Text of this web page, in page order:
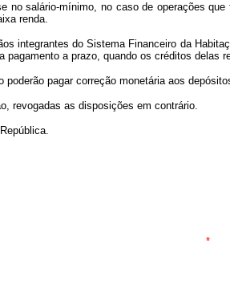
salário-mínimo, no caso de operações
renda.
integrantes do Sistema Financeiro da
a prazo, quando os créditos delas
pagar correção monetária aos
revogadas as disposições em contrário.
*